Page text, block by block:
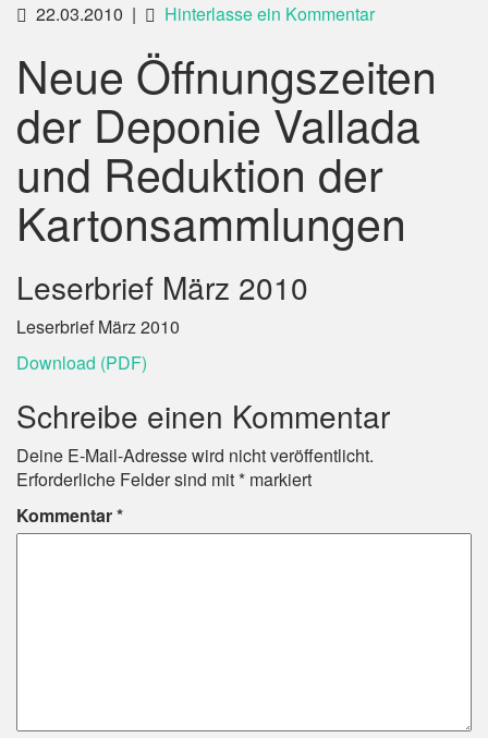
22.03.2010 | Hinterlasse ein Kommentar
Neue Öffnungszeiten
der Deponie Vallada
und Reduktion der
Kartonsammlungen
Leserbrief März 2010
Leserbrief März 2010
Download (PDF)
Schreibe einen Kommentar
Deine E-Mail-Adresse wird nicht veröffentlicht.
Erforderliche Felder sind mit* markiert
Kommentar*